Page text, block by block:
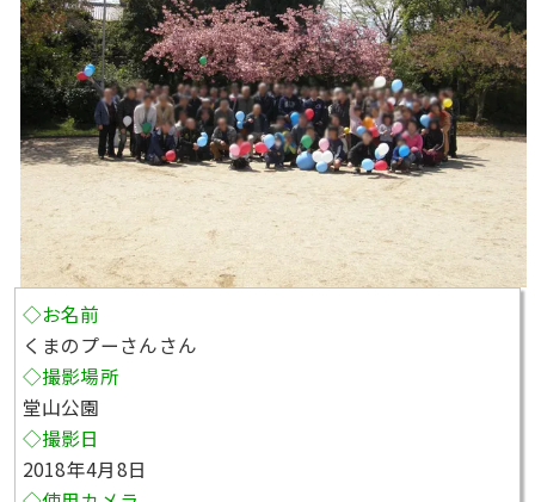
◇お名前
くまのプーさんさん
◇撮影場所
堂山公園
◇撮影日
2018年4月8日